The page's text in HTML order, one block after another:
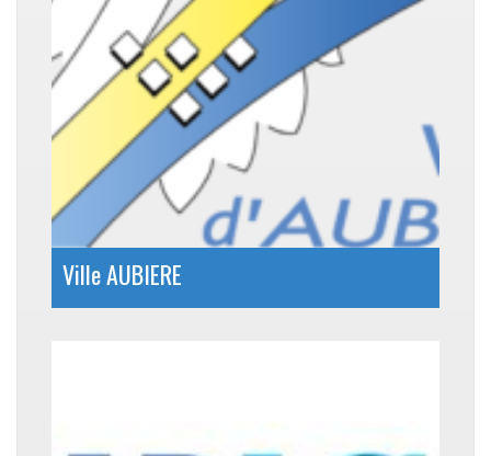
Ville AUBIERE